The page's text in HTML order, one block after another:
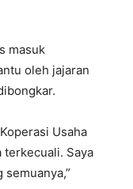
masuk
oleh jajaran
Usaha
terkecuali. Saya